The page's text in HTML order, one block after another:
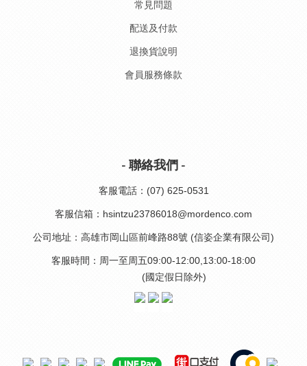
常見問題
配送及付款
退換貨說明
會員服務條款
- 聯絡我們 -
客服電話：(07) 625-0531
客服信箱：hsintzu23786018@mordenco.com
公司地址：高雄市岡山區前峰路88號 (信姿企業有限公司)
客服時間：周一至周五09:00-12:00,13:00-18:00
(國定假日除外)